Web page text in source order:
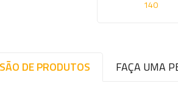
140
DE PRODUTOS FAÇA UMA